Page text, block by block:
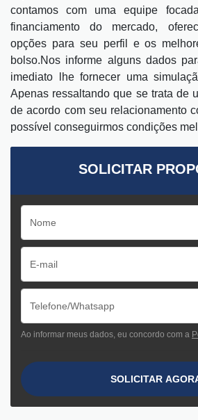
contamos com uma equipe
financiamento do mercado,
opções para seu perfil e os
bolso.Nos informe alguns dados
imediato lhe fornecer uma
Apenas ressaltando que se trata de
de acordo com seu relacionamento
possível conseguirmos condições
SOLICITAR
Ao informar meus dados, eu concordo com a
SOLICITAR